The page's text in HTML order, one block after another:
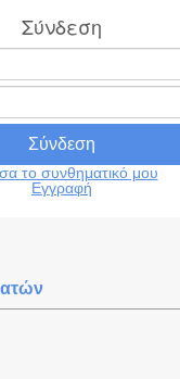
Σύνδεση
το συνθηματικό μου
Εγγραφή